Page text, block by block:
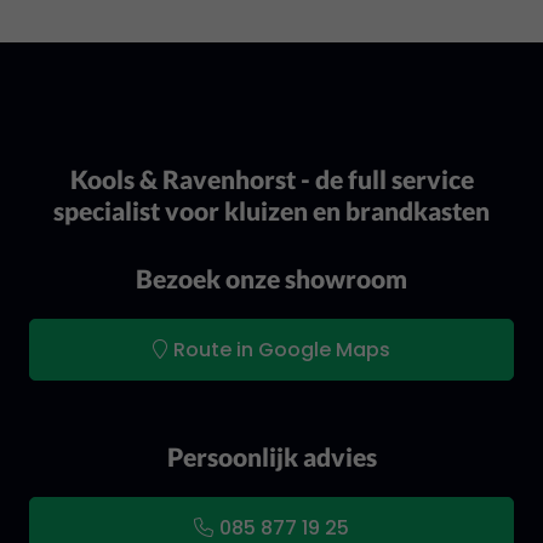
Kools & Ravenhorst - de full service
specialist voor kluizen en brandkasten
Bezoek onze showroom
Route in Google Maps
Persoonlijk advies
085 877 19 25